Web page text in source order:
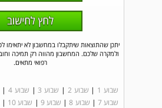
יתכן שהתוצאות שיתקבלו במחשבון לא יתאימו
ולמקרה שלכם. המחשבון מהווה רק תמיכה
רפואי מתאים.
שבוע 1 | שבוע 2 | שבוע 3 | שבוע 4 |
שבוע 7
| שבוע 8 | שבוע 9 | שבוע 10 |